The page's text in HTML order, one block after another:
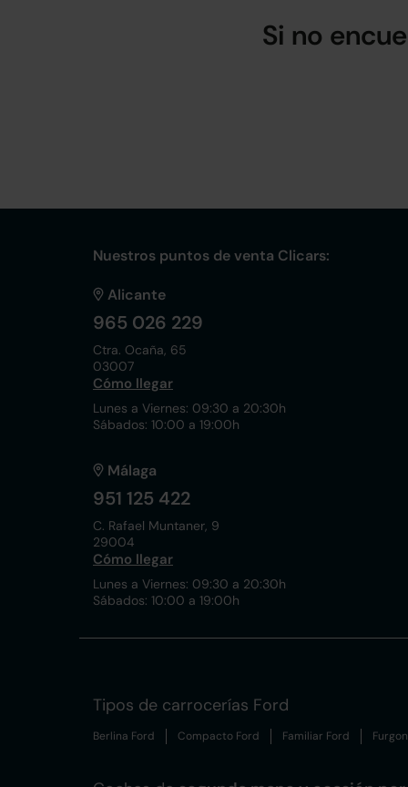
Si no
Nuestros puntos de venta Clicars:
Alicante
965 026 229
Ctra. Ocaña, 65
03007
Cómo llegar
Lunes a Viernes: 09:30 a 20:30h
Sábados: 10:00 a 19:00h
Málaga
951 125 422
C. Rafael Muntaner, 9
29004
Cómo llegar
Lunes a Viernes: 09:30 a 20:30h
Sábados: 10:00 a 19:00h
Tipos de carrocerías Ford
Berlina Ford Compacto Ford Familiar Ford